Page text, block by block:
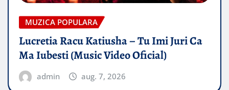
MUZICA POPULARA
Lucretia Racu Katiusha – Tu Imi Juri Ca
Ma Iubesti (Music Video Oficial)
admin aug. 7, 2026